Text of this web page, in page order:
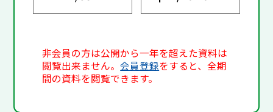
非会員の方は公開から一年を超えた資料は
閲覧出来ません。会員登録をすると、全期
間の資料を閲覧できます。